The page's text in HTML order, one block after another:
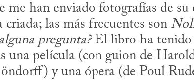
han enviado fotografías de su
las más frecuentes son
pregunta? El libro ha tenido
una película (con guion de
y una ópera (de Poul